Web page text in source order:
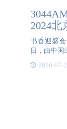
2024北
书香迎盛
日，由中国
的2024北
（朝阳馆
2026-07-